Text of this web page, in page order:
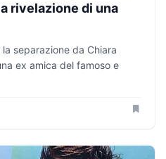
rivelazione di una
separazione da Chiara
ex amica del famoso e